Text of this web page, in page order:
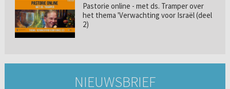
Pastorie online - met ds. Tramper over
het thema 'Verwachting voor Israël (deel
2)
NIEUWSBRIEF